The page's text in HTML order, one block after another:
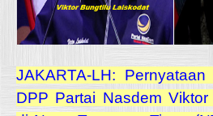
JAKARTA-LH:
DPP Partai Nasdem